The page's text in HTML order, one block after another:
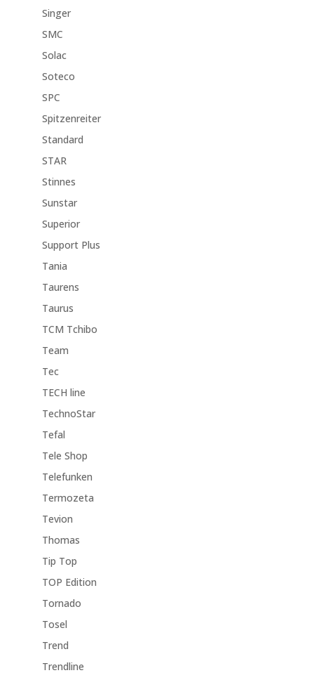
Singer
SMC
Solac
Soteco
SPC
Spitzenreiter
Standard
STAR
Stinnes
Sunstar
Superior
Support Plus
Tania
Taurens
Taurus
TCM Tchibo
Team
Tec
TECH line
TechnoStar
Tefal
Tele Shop
Telefunken
Termozeta
Tevion
Thomas
Tip Top
TOP Edition
Tornado
Tosel
Trend
Trendline